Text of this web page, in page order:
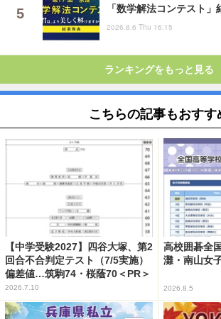
「数学解法コンテスト」
2026.8.6 Thu 16:15
ランキングをもっと見る
こちらの記事もおすす
【中学受験2027】四谷大塚、第2
回合不合判定テスト（7/5実施）
偏差値…筑駒74・桜蔭70＜PR＞
2026.7.10
高校囲碁全
灘・南山女
2026.8.5